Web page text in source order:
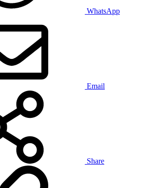
WhatsApp
Email
Share